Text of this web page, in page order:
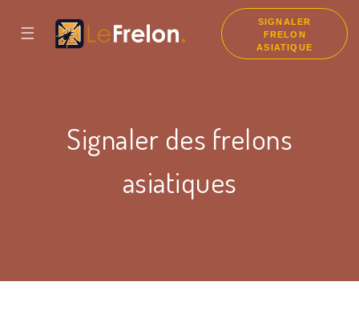
☰
SIGNALER
FRELON
ASIATIQUE
Signaler des frelons
asiatiques